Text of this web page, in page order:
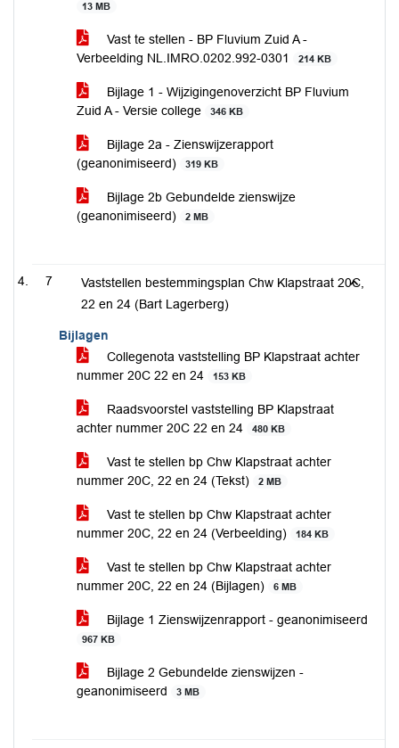
13 MB
Vast te stellen - BP Fluvium Zuid A -
Verbeelding NL.IMRO.0202.992-0301
214 KB
Bijlage 1 - Wijzigingenoverzicht BP Fluvium
Zuid A - Versie college
346 KB
Bijlage 2a - Zienswijzerapport
(geanonimiseerd)
319 KB
Bijlage 2b Gebundelde zienswijze
(geanonimiseerd)
2 MB
7
Vaststellen bestemmingsplan Chw Klapstraat 20C,
22 en 24 (Bart Lagerberg)
Bijlagen
Collegenota vaststelling BP Klapstraat achter
nummer 20C 22 en 24
153 KB
Raadsvoorstel vaststelling BP Klapstraat
achter nummer 20C 22 en 24
480 KB
Vast te stellen bp Chw Klapstraat achter
nummer 20C, 22 en 24 (Tekst)
2 MB
Vast te stellen bp Chw Klapstraat achter
nummer 20C, 22 en 24 (Verbeelding)
184 KB
Vast te stellen bp Chw Klapstraat achter
nummer 20C, 22 en 24 (Bijlagen)
6 MB
Bijlage 1 Zienswijzenrapport - geanonimiseerd
967 KB
Bijlage 2 Gebundelde zienswijzen -
geanonimiseerd
3 MB